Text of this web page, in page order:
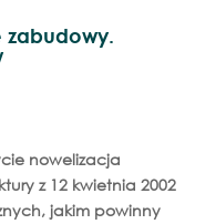
zabudowy.
nowelizacja
z 12 kwietnia 2002
jakim powinny